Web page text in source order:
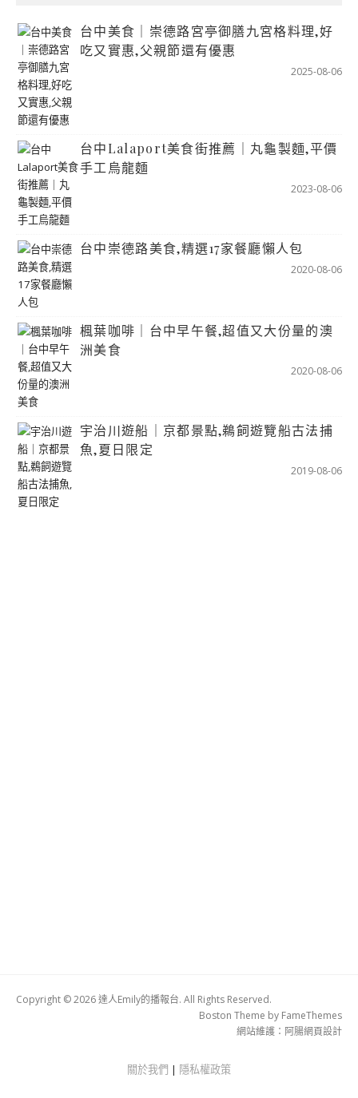
台中美食｜崇德路宮亭御膳九宮格料理,好
吃又實惠,父親節還有優惠
2025-08-06
台中Lalaport美食街推薦｜丸龜製麵,平價
手工烏龍麵
2023-08-06
台中崇德路美食,精選17家餐廳懶人包
2020-08-06
楓葉咖啡｜台中早午餐,超值又大份量的澳
洲美食
2020-08-06
宇治川遊船｜京都景點,鵜飼遊覽船古法捕
魚,夏日限定
2019-08-06
Copyright © 2026 達人Emily的播報台. All Rights Reserved.
Boston Theme by FameThemes
網站維護： 阿腸網頁設計
關於我們 | 隱私權政策